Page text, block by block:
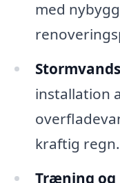
med
installation
kraftig regn.
Træning og